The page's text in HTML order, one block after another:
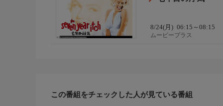
8/24(月) 06:15～08:15
ムービープラス
この番組をチェックした人が見ている番組